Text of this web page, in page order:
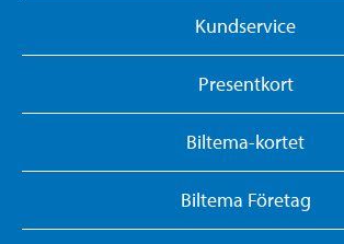
Kundservice
Presentkort
Biltema-kortet
Biltema Företag